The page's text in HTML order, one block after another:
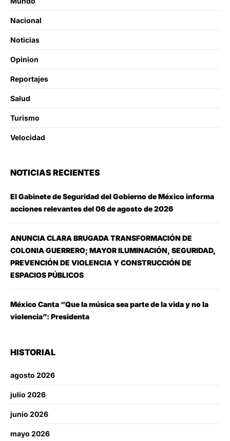
Nacional
Noticias
Opinion
Reportajes
Salud
Turismo
Velocidad
NOTICIAS RECIENTES
El Gabinete de Seguridad del Gobierno de México informa
acciones relevantes del 06 de agosto de 2026
ANUNCIA CLARA BRUGADA TRANSFORMACIÓN DE
COLONIA GUERRERO; MAYOR ILUMINACIÓN, SEGURIDAD,
PREVENCIÓN DE VIOLENCIA Y CONSTRUCCIÓN DE
ESPACIOS PÚBLICOS
México Canta “Que la música sea parte de la vida y no la
violencia”: Presidenta
HISTORIAL
agosto 2026
julio 2026
junio 2026
mayo 2026